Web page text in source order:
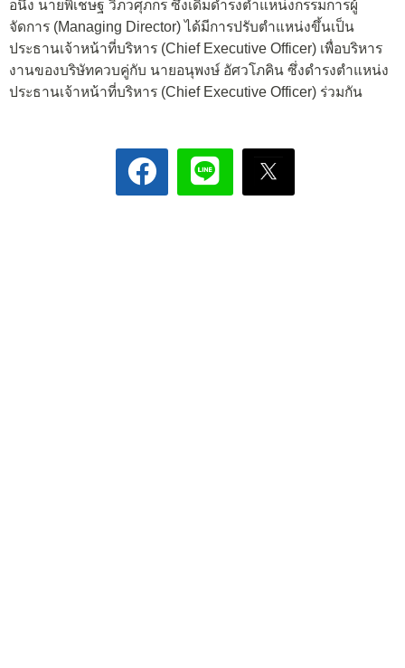
อนึ่ง นายพิเชษฐ วิภวศุภกร ซึ่งเดิมดำรงตำแหน่งกรรมการผู้
จัดการ (Managing Director) ได้มีการปรับตำแหน่งขึ้นเป็น
ประธานเจ้าหน้าที่บริหาร (Chief Executive Officer) เพื่อบริหาร
งานของบริษัทควบคู่กับ นายอนุพงษ์ อัศวโภคิน ซึ่งดำรงตำแหน่ง
ประธานเจ้าหน้าที่บริหาร (Chief Executive Officer) ร่วมกัน